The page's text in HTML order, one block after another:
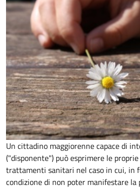
Un cittadino maggiorenne capace di
("disponente") può esprimere le
trattamenti sanitari nel caso in cui, in
condizione di non poter manifestare la